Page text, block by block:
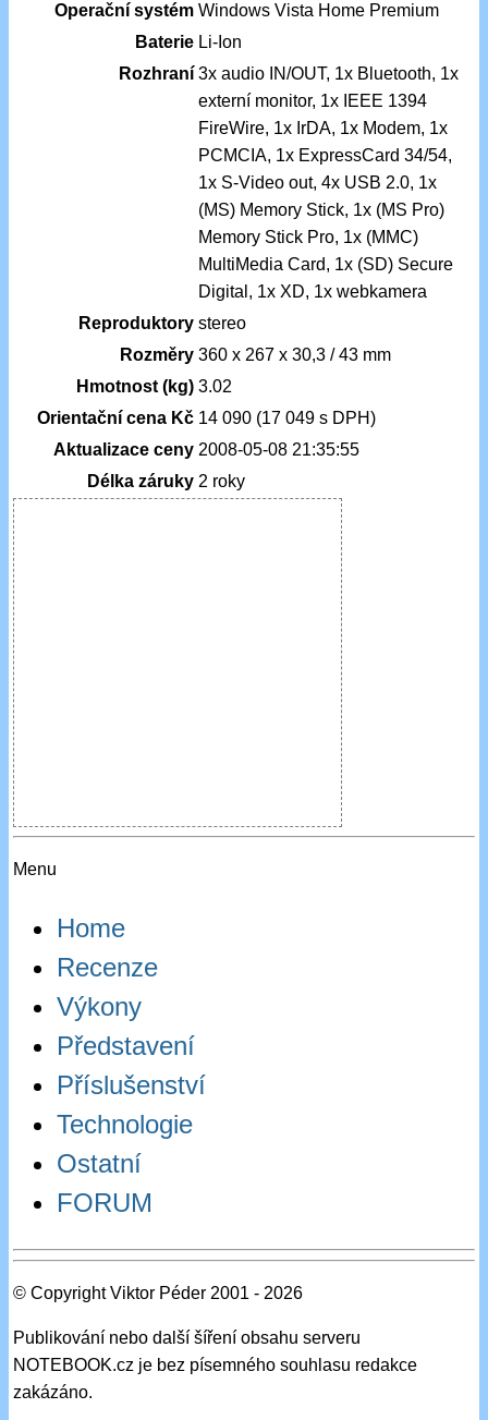
Operační systém Windows Vista Home Premium
Baterie Li-Ion
Rozhraní 3x audio IN/OUT, 1x Bluetooth, 1x
externí monitor, 1x IEEE 1394
FireWire, 1x IrDA, 1x Modem, 1x
PCMCIA, 1x ExpressCard 34/54,
1x S-Video out, 4x USB 2.0, 1x
(MS) Memory Stick, 1x (MS Pro)
Memory Stick Pro, 1x (MMC)
MultiMedia Card, 1x (SD) Secure
Digital, 1x XD, 1x webkamera
Reproduktory stereo
Rozměry 360 x 267 x 30,3 / 43 mm
Hmotnost (kg) 3.02
Orientační cena Kč 14 090 (17 049 s DPH)
Aktualizace ceny 2008-05-08 21:35:55
Délka záruky 2 roky
Menu
Home
Recenze
Výkony
Představení
Příslušenství
Technologie
Ostatní
FORUM
© Copyright Viktor Péder 2001 - 2026
Publikování nebo další šíření obsahu serveru
NOTEBOOK.cz je bez písemného souhlasu redakce
zakázáno.